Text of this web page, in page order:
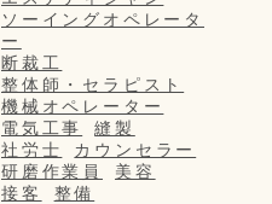
ソーイングオペレータ
ー
断裁工
整体師・セラピスト
機械オペレーター
電気工事
縫製
社労士
カウンセラー
研磨作業員
美容
接客
整備